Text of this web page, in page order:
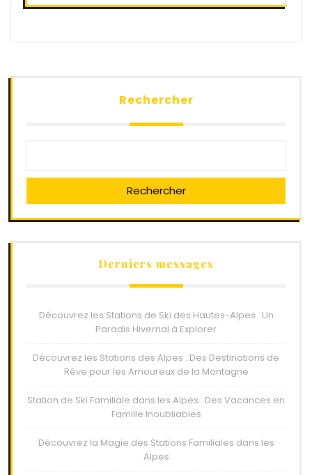
Rechercher
Rechercher
Derniers messages
Découvrez les Stations de Ski des Hautes-Alpes : Un
Paradis Hivernal à Explorer
Découvrez les Stations des Alpes : Des Destinations de
Rêve pour les Amoureux de la Montagne
Station de Ski Familiale dans les Alpes : Des Vacances en
Famille Inoubliables
Découvrez la Magie des Stations Familiales dans les
Alpes